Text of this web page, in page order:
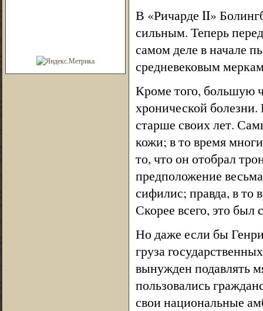
В «Ричарде II»
сильным. Теперь
самом деле в начале
средневековым
Кроме того, большую
хронической болезни.
старше своих лет.
кожи; в то время
то, что он отобрал
предположение
сифилис; правда, в то
Скорее всего, это
Но даже если бы
груза
вынужден подавлять
пользовались
свои национальные